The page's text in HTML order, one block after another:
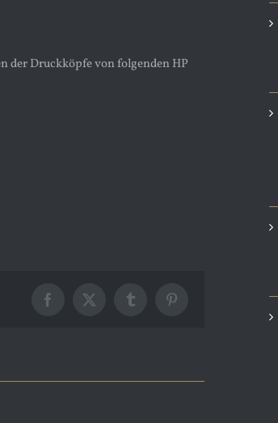
der Druckköpfe von folgenden HP
Facebook
X TumblrPinterest